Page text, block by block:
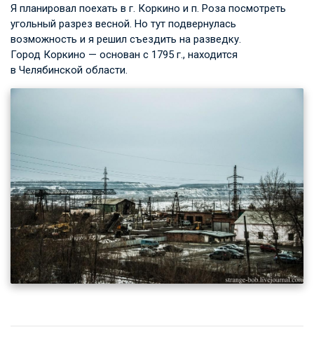
Я планировал поехать в г. Коркино и п. Роза посмотреть
угольный разрез весной. Но тут подвернулась
возможность и я решил съездить на разведку.
Город Коркино — основан с 1795 г., находится
в Челябинской области.